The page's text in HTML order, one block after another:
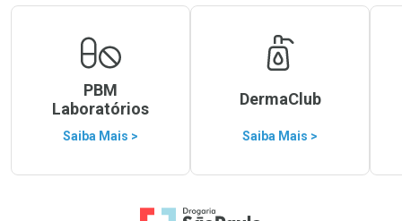
PBM
Laboratórios
Saiba Mais >
DermaClub
Saiba Mais >
Ir para a Home